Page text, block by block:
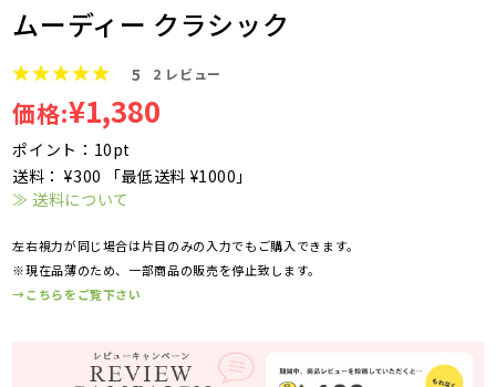
ムーディー クラシック
5 2 レビュー
価格:¥1,380
ポイント：10pt
送料： ¥300 「最低送料 ¥1000」
≫ 送料について
左右視力が同じ場合は片目のみの入力でもご購入できます。
※現在品薄のため、一部商品の販売を停止致します。
→こちらをご覧下さい